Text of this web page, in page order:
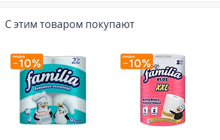
С этим товаром покупают